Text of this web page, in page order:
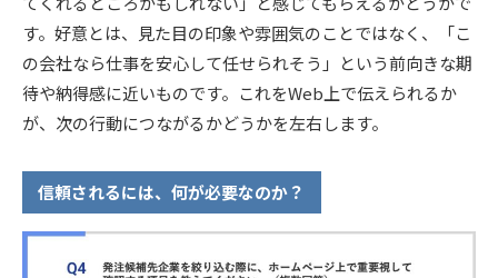
す。好意とは、見た目の印象や雰囲気のことではなく、「こ
の会社なら仕事を安心して任せられそう」という前向きな期
待や納得感に近いものです。これをWeb上で伝えられるか
が、次の行動につながるかどうかを左右します。
信頼されるには、何が必要なのか？